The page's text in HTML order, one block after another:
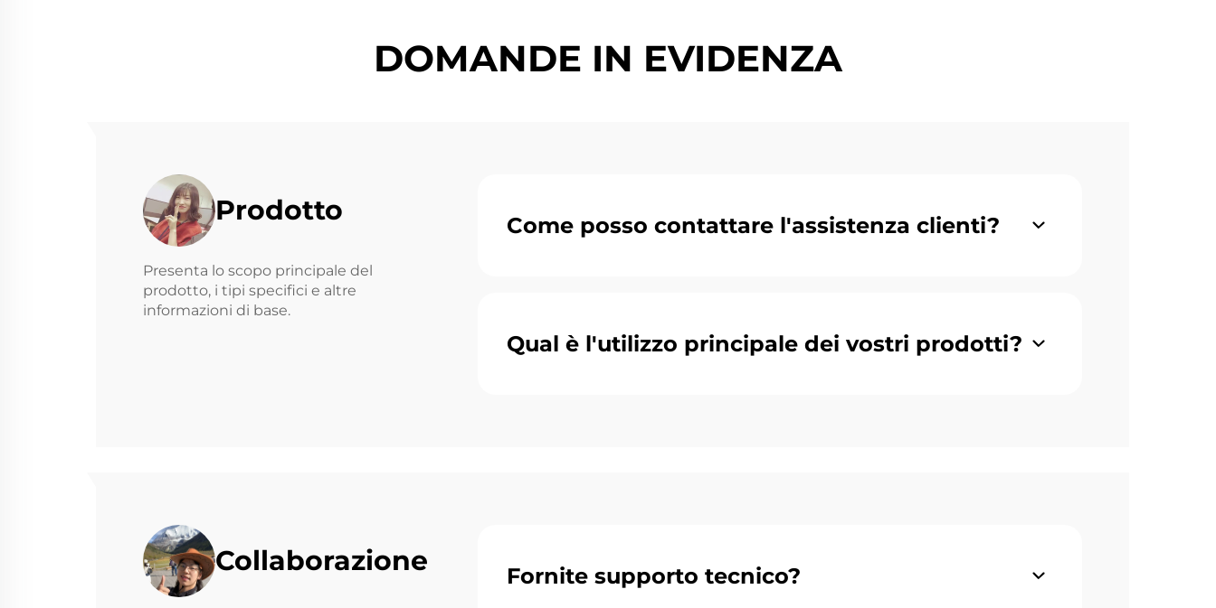
DOMANDE IN EVIDENZA
Prodotto
Presenta lo scopo principale del
prodotto, i tipi specifici e altre
informazioni di base.
Come posso contattare l'assistenza clienti?
Qual è l'utilizzo principale dei vostri prodotti?
Collaborazione Fornite supporto tecnico?